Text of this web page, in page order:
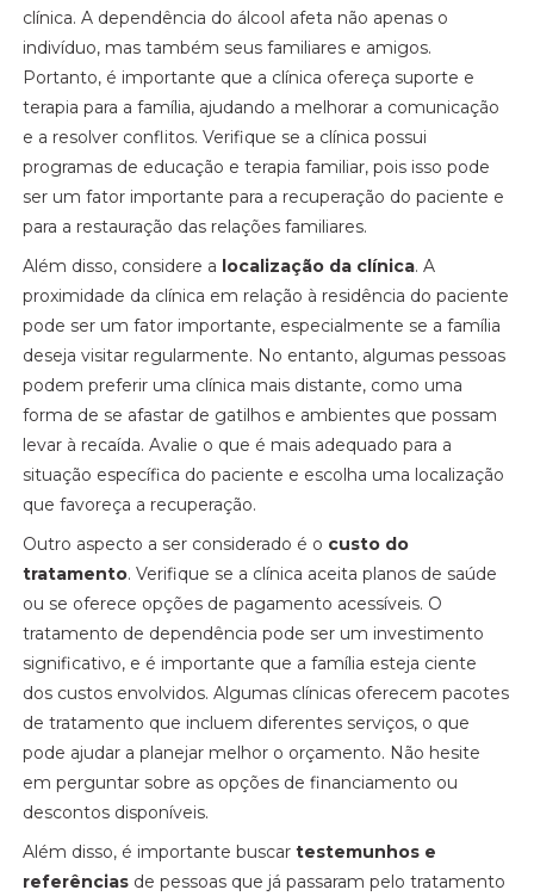
clínica. A dependência do álcool afeta não apenas o
indivíduo, mas também seus familiares e amigos.
Portanto, é importante que a clínica ofereça suporte e
terapia para a família, ajudando a melhorar a comunicação
e a resolver conflitos. Verifique se a clínica possui
programas de educação e terapia familiar, pois isso pode
ser um fator importante para a recuperação do paciente e
para a restauração das relações familiares.
Além disso, considere a localização da clínica. A
proximidade da clínica em relação à residência do paciente
pode ser um fator importante, especialmente se a família
deseja visitar regularmente. No entanto, algumas pessoas
podem preferir uma clínica mais distante, como uma
forma de se afastar de gatilhos e ambientes que possam
levar à recaída. Avalie o que é mais adequado para a
situação específica do paciente e escolha uma localização
que favoreça a recuperação.
Outro aspecto a ser considerado é o custo do
tratamento. Verifique se a clínica aceita planos de saúde
ou se oferece opções de pagamento acessíveis. O
tratamento de dependência pode ser um investimento
significativo, e é importante que a família esteja ciente
dos custos envolvidos. Algumas clínicas oferecem pacotes
de tratamento que incluem diferentes serviços, o que
pode ajudar a planejar melhor o orçamento. Não hesite
em perguntar sobre as opções de financiamento ou
descontos disponíveis.
Além disso, é importante buscartestemunhos e
referências de pessoas que já passaram pelo tratamento